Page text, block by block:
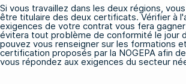
Si vous travaillez dans les deux régions,
être titulaire des deux certificats. Vérifier à
exigences de votre contrat vous fera
évitera tout problème de conformité le jour
pouvez vous renseigner sur les formations
certification proposés par la NOGEPA afin
vous répondez aux exigences du secteur